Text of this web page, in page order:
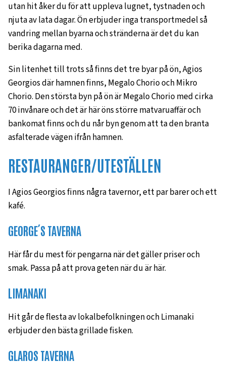
utan hit åker du för att uppleva lugnet, tystnaden och
njuta av lata dagar. Ön erbjuder inga transportmedel så
vandring mellan byarna och stränderna är det du kan
berika dagarna med.
Sin litenhet till trots så finns det tre byar på ön, Agios
Georgios där hamnen finns, Megalo Chorio och Mikro
Chorio. Den största byn på ön är Megalo Chorio med cirka
70 invånare och det är här öns större matvaruaffär och
bankomat finns och du når byn genom att ta den branta
asfalterade vägen ifrån hamnen.
RESTAURANGER/UTESTÄLLEN
I Agios Georgios finns några tavernor, ett par barer och ett
kafé.
GEORGE´S TAVERNA
Här får du mest för pengarna när det gäller priser och
smak. Passa på att prova geten när du är här.
LIMANAKI
Hit går de flesta av lokalbefolkningen och Limanaki
erbjuder den bästa grillade fisken.
GLAROS TAVERNA